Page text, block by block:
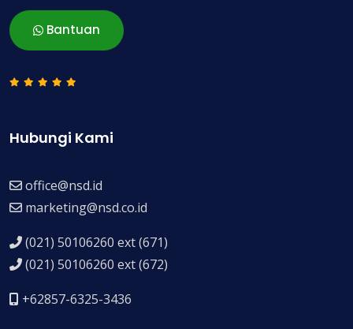
Bantuan
Hubungi Kami
office@nsd.id
marketing@nsd.co.id
(021) 50106260 ext (671)
(021) 50106260 ext (672)
+62857-6325-3436